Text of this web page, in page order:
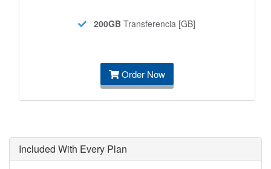
200GB Transferencia [GB]
Order Now
Included With Every Plan